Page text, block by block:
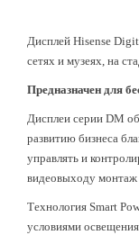
Дисплей Hisense
сетях и музеях, на
Предназначен для
Дисплеи серии DM
развитию бизнеса
управлять и
видеовыходу монтаж
Технология Smart
условиями